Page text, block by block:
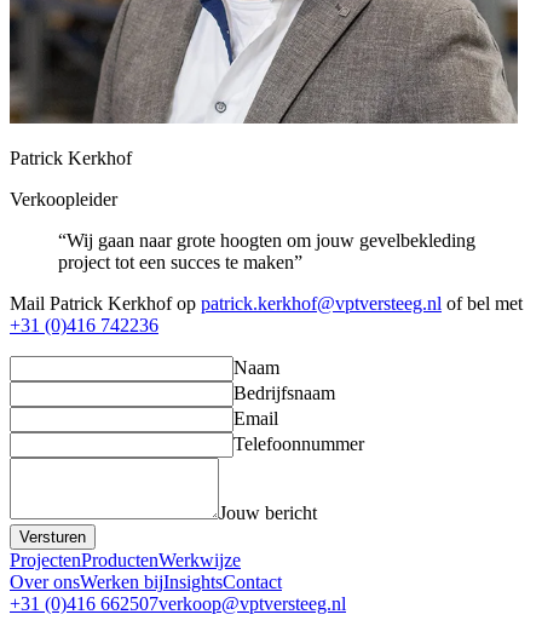
Patrick Kerkhof
Verkoopleider
“Wij gaan naar grote hoogten om jouw gevelbekleding
project tot een succes te maken”
Mail Patrick Kerkhof op patrick.kerkhof@vptversteeg.nl of bel met
+31 (0)416 742236
Naam
Bedrijfsnaam
Email
Telefoonnummer
Jouw bericht
Versturen
ProjectenProductenWerkwijze
Over onsWerken bijInsightsContact
+31 (0)416 662507verkoop@vptversteeg.nl